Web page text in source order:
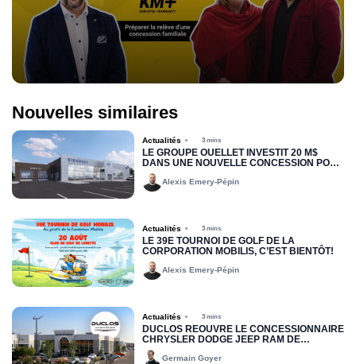
Nouvelles similaires
Actualités 3 mins
LE GROUPE OUELLET INVESTIT 20 M$
DANS UNE NOUVELLE CONCESSION POUR
RIMOUSKI FORD
Alexis Emery-Pépin
Actualités 3 mins
LE 39E TOURNOI DE GOLF DE LA
CORPORATION MOBILIS, C’EST BIENTÔT!
Alexis Emery-Pépin
Actualités 3 mins
DUCLOS RÉOUVRE LE CONCESSIONNAIRE
CHRYSLER DODGE JEEP RAM DE
DRUMMONDVILLE
Germain Goyer